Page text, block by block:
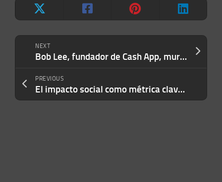
NEXT
Bob Lee, fundador de Cash App, murió apuñalado este martes en San Francisco
PREVIOUS
El impacto social como métrica clave para determinar el éxito de una startup